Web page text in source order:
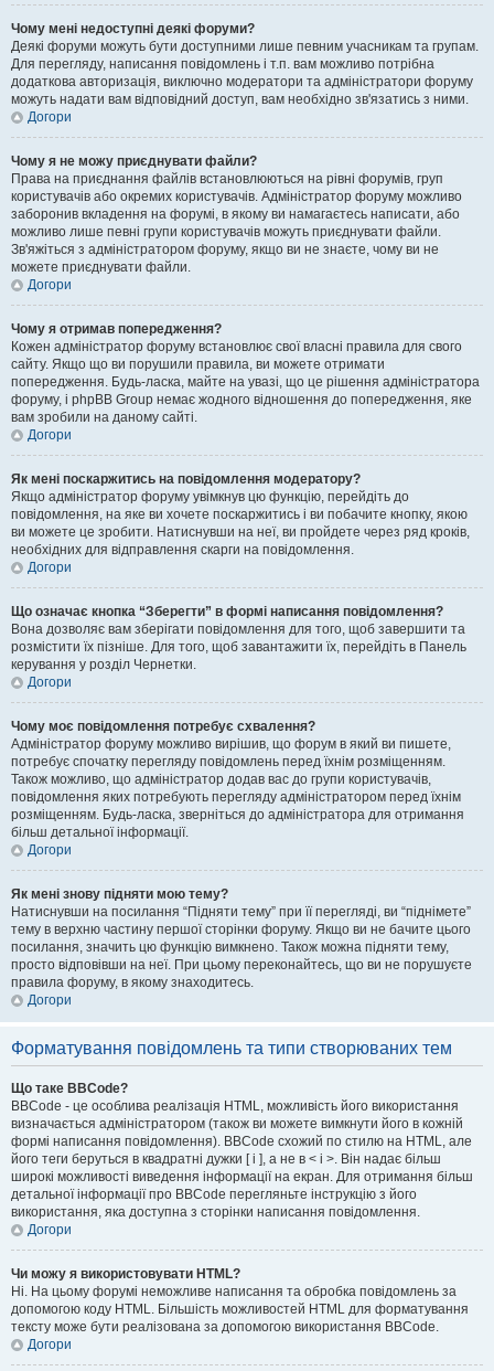
Чому мені недоступні деякі форуми?
Деякі форуми можуть бути доступними лише певним учасникам та групам.
Для перегляду, написання повідомлень і т.п. вам можливо потрібна
додаткова авторизація, виключно модератори та адміністратори форуму
можуть надати вам відповідний доступ, вам необхідно зв'язатись з ними.
Догори
Чому я не можу приєднувати файли?
Права на приєднання файлів встановлюються на рівні форумів, груп
користувачів або окремих користувачів. Адміністратор форуму можливо
заборонив вкладення на форумі, в якому ви намагаєтесь написати, або
можливо лише певні групи користувачів можуть приєднувати файли.
Зв'яжіться з адміністратором форуму, якщо ви не знаєте, чому ви не
можете приєднувати файли.
Догори
Чому я отримав попередження?
Кожен адміністратор форуму встановлює свої власні правила для свого
сайту. Якщо що ви порушили правила, ви можете отримати
попередження. Будь-ласка, майте на увазі, що це рішення адміністратора
форуму, і phpBB Group немає жодного відношення до попередження, яке
вам зробили на даному сайті.
Догори
Як мені поскаржитись на повідомлення модератору?
Якщо адміністратор форуму увімкнув цю функцію, перейдіть до
повідомлення, на яке ви хочете поскаржитись і ви побачите кнопку, якою
ви можете це зробити. Натиснувши на неї, ви пройдете через ряд кроків,
необхідних для відправлення скарги на повідомлення.
Догори
Що означає кнопка “Зберегти” в формі написання повідомлення?
Вона дозволяє вам зберігати повідомлення для того, щоб завершити та
розмістити їх пізніше. Для того, щоб завантажити їх, перейдіть в Панель
керування у розділ Чернетки.
Догори
Чому моє повідомлення потребує схвалення?
Адміністратор форуму можливо вирішив, що форум в який ви пишете,
потребує спочатку перегляду повідомлень перед їхнім розміщенням.
Також можливо, що адміністратор додав вас до групи користувачів,
повідомлення яких потребують перегляду адміністратором перед їхнім
розміщенням. Будь-ласка, зверніться до адміністратора для отримання
більш детальної інформації.
Догори
Як мені знову підняти мою тему?
Натиснувши на посилання “Підняти тему” при її перегляді, ви “піднімете”
тему в верхню частину першої сторінки форуму. Якщо ви не бачите цього
посилання, значить цю функцію вимкнено. Також можна підняти тему,
просто відповівши на неї. При цьому переконайтесь, що ви не порушуєте
правила форуму, в якому знаходитесь.
Догори
Форматування повідомлень та типи створюваних тем
Що таке BBCode?
BBCode - це особлива реалізація HTML, можливість його використання
визначається адміністратором (також ви можете вимкнути його в кожній
формі написання повідомлення). BBCode схожий по стилю на HTML, але
його теги беруться в квадратні дужки [ і ], а не в < і >. Він надає більш
широкі можливості виведення інформації на екран. Для отримання більш
детальної інформації про BBCode перегляньте інструкцію з його
використання, яка доступна з сторінки написання повідомлення.
Догори
Чи можу я використовувати HTML?
Ні. На цьому форумі неможливе написання та обробка повідомлень за
допомогою коду HTML. Більшість можливостей HTML для форматування
тексту може бути реалізована за допомогою використання BBCode.
Догори